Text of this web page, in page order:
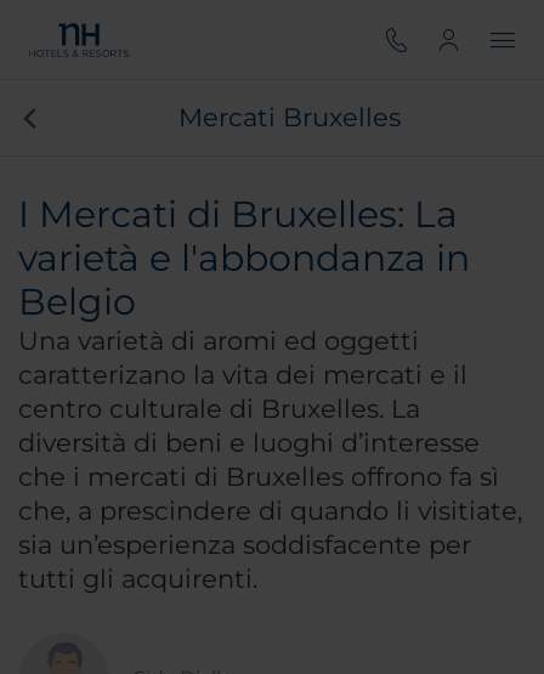
Mercati Bruxelles
I Mercati di Bruxelles: La
varietà e l'abbondanza in
Belgio
Una varietà di aromi ed oggetti
caratterizano la vita dei mercati e il
centro culturale di Bruxelles. La
diversità di beni e luoghi d’interesse
che i mercati di Bruxelles offrono fa sì
che, a prescindere di quando li visitiate,
sia un’esperienza soddisfacente per
tutti gli acquirenti.